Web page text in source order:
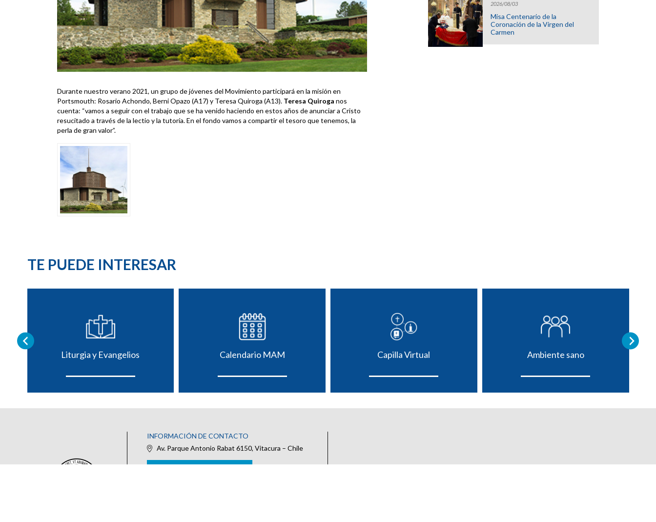
Durante nuestro verano 2021, un grupo de jóvenes del Movimiento participará en la misión en
Portsmouth: Rosario Achondo, Berni Opazo (A17) y Teresa Quiroga (A13). Teresa Quiroga nos
cuenta: “vamos a seguir con el trabajo que se ha venido haciendo en estos años de anunciar a Cristo
resucitado a través de la lectio y la tutoría. En el fondo vamos a compartir el tesoro que tenemos, la
perla de gran valor”.
2026/08/03
Misa Centenario de la
Coronación de la Virgen del
Carmen
TE PUEDE INTERESAR
Liturgia y Evangelios Calendario MAM Capilla Virtual Ambiente sano
INFORMACIÓN DE CONTACTO
Av. Parque Antonio Rabat 6150, Vitacura – Chile